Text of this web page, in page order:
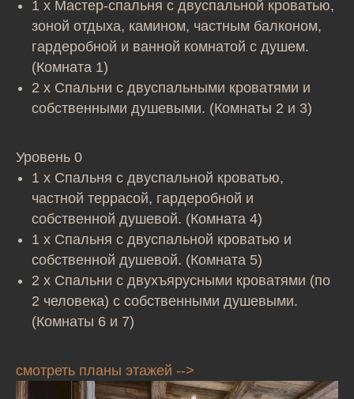
1 x Мастер-спальня с двуспальной кроватью,
зоной отдыха, камином, частным балконом,
гардеробной и ванной комнатой с душем.
(Комната 1)
2 x Спальни с двуспальными кроватями и
собственными душевыми. (Комнаты 2 и 3)
Уровень 0
1 x Спальня с двуспальной кроватью,
частной террасой, гардеробной и
собственной душевой. (Комната 4)
1 x Спальня с двуспальной кроватью и
собственной душевой. (Комната 5)
2 x Спальни с двухъярусными кроватями (по
2 человека) с собственными душевыми.
(Комнаты 6 и 7)
смотреть планы этажей -->